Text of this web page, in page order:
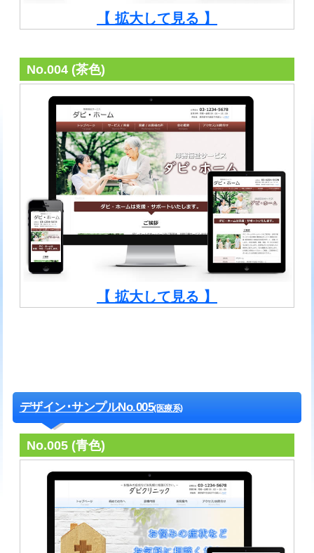
【 拡大して見る 】
No.004 (茶色)
【 拡大して見る 】
デザイン･サンプルNo.005(医療系)
No.005 (青色)